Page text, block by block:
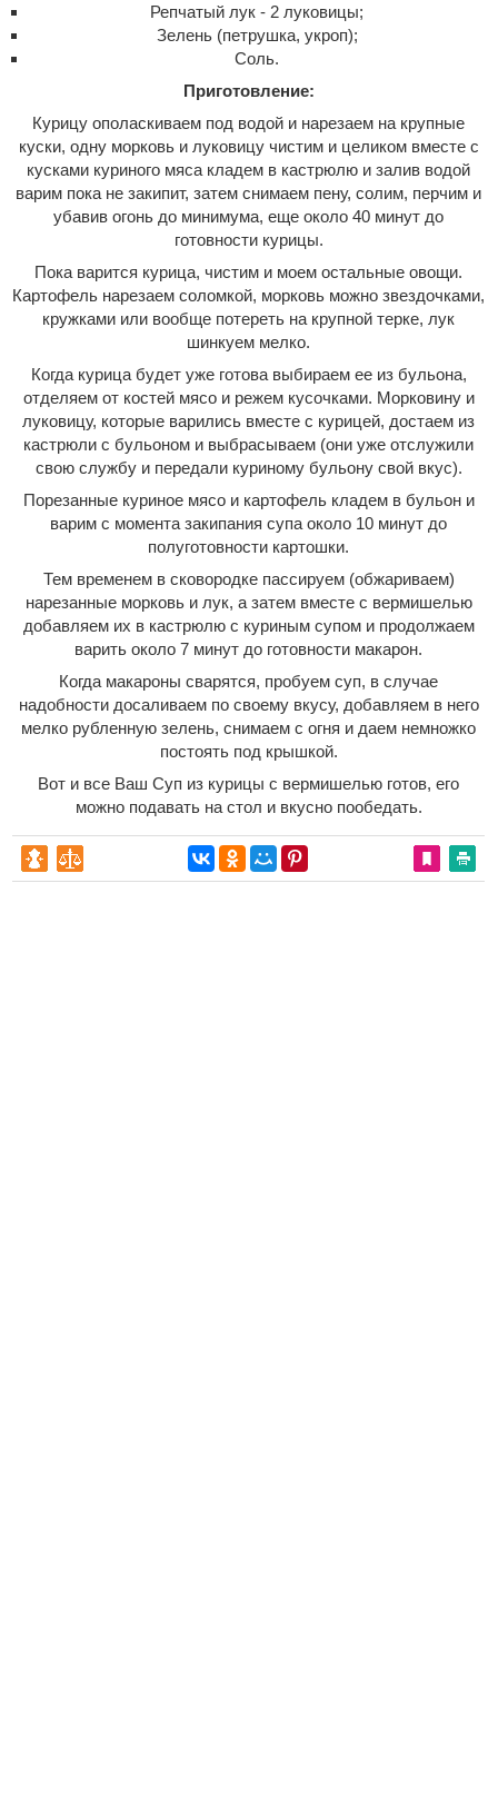
Репчатый лук - 2 луковицы;
Зелень (петрушка, укроп);
Соль.
Приготовление:
Курицу ополаскиваем под водой и нарезаем на крупные
куски, одну морковь и луковицу чистим и целиком вместе с
кусками куриного мяса кладем в кастрюлю и залив водой
варим пока не закипит, затем снимаем пену, солим, перчим и
убавив огонь до минимума, еще около 40 минут до
готовности курицы.
Пока варится курица, чистим и моем остальные овощи.
Картофель нарезаем соломкой, морковь можно звездочками,
кружками или вообще потереть на крупной терке, лук
шинкуем мелко.
Когда курица будет уже готова выбираем ее из бульона,
отделяем от костей мясо и режем кусочками. Морковину и
луковицу, которые варились вместе с курицей, достаем из
кастрюли с бульоном и выбрасываем (они уже отслужили
свою службу и передали куриному бульону свой вкус).
Порезанные куриное мясо и картофель кладем в бульон и
варим с момента закипания супа около 10 минут до
полуготовности картошки.
Тем временем в сковородке пассируем (обжариваем)
нарезанные морковь и лук, а затем вместе с вермишелью
добавляем их в кастрюлю с куриным супом и продолжаем
варить около 7 минут до готовности макарон.
Когда макароны сварятся, пробуем суп, в случае
надобности досаливаем по своему вкусу, добавляем в него
мелко рубленную зелень, снимаем с огня и даем немножко
постоять под крышкой.
Вот и все Ваш Суп из курицы с вермишелью готов, его
можно подавать на стол и вкусно пообедать.